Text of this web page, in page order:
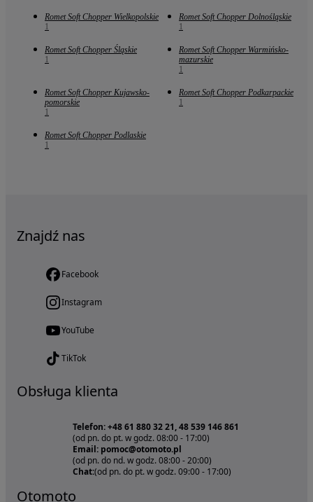
Romet Soft Chopper Wielkopolskie
1
Romet Soft Chopper Dolnośląskie
1
Romet Soft Chopper Śląskie
1
Romet Soft Chopper Warmińsko-
mazurskie
1
Romet Soft Chopper Kujawsko-
pomorskie
1
Romet Soft Chopper Podkarpackie
1
Romet Soft Chopper Podlaskie
1
Znajdź nas
Facebook
Instagram
YouTube
TikTok
Obsługa klienta
Telefon: +48 61 880 32 21, 48 539 146 861
(od pn. do pt. w godz. 08:00 - 17:00)
Email: pomoc@otomoto.pl
(od pn. do nd. w godz. 08:00 - 20:00)
Chat:(od pn. do pt. w godz. 09:00 - 17:00)
Otomoto